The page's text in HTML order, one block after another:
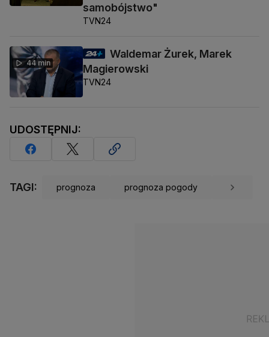
samobójstwo"
TVN24
44 min
Waldemar Żurek, Marek
Magierowski
TVN24
UDOSTĘPNIJ:
TAGI: prognoza prognoza pogody